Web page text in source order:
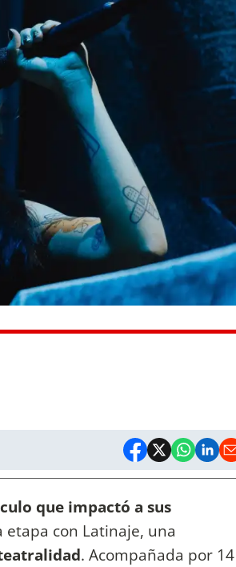
que impactó a sus
con Latinaje, una
. Acompañada por 14